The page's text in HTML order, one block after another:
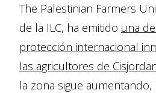
The Palestinian Farmers
de la ILC, ha emitido una
protección internacional
las agricultores de
la zona sigue